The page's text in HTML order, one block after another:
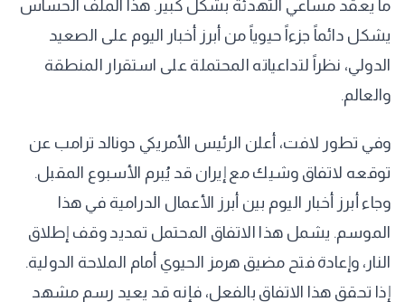
ما يعقد مساعي التهدئة بشكل كبير. هذا الملف الحساس
يشكل دائماً جزءاً حيوياً من أبرز أخبار اليوم على الصعيد
الدولي، نظراً لتداعياته المحتملة على استقرار المنطقة
والعالم.
وفي تطور لافت، أعلن الرئيس الأمريكي دونالد ترامب عن
توقعه لاتفاق وشيك مع إيران قد يُبرم الأسبوع المقبل.
وجاء أبرز أخبار اليوم بين أبرز الأعمال الدرامية في هذا
الموسم. يشمل هذا الاتفاق المحتمل تمديد وقف إطلاق
النار، وإعادة فتح مضيق هرمز الحيوي أمام الملاحة الدولية.
إذا تحقق هذا الاتفاق بالفعل، فإنه قد يعيد رسم مشهد